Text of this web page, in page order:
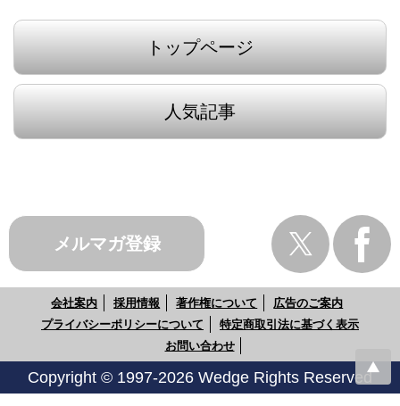
トップページ
人気記事
メルマガ登録
会社案内 採用情報 著作権について
広告のご案内
プライバシーポリシーについて
特定商取引法に基づく表示
お問い合わせ
Copyright © 1997-2026 Wedge Rights Reserved